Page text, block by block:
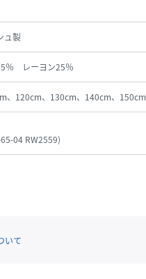
ュ製
％ レーヨン25％
、120cm、130cm、140cm、150cm
04 RW2559)
いて